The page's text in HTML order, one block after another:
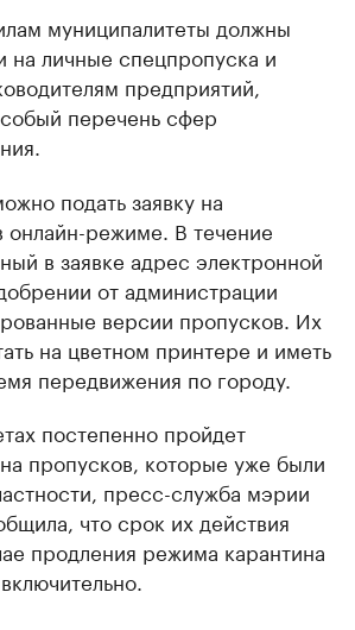
муниципалитеты должны
на личные спецпропуска и
предприятий,
перечень сфер
подать заявку на
онлайн-режиме. В течение
в заявке адрес электронной
от администрации
версии пропусков. Их
на цветном принтере и иметь
передвижения по городу.
постепенно пройдет
пропусков, которые уже были
пресс-служба мэрии
что срок их действия
продления режима карантина